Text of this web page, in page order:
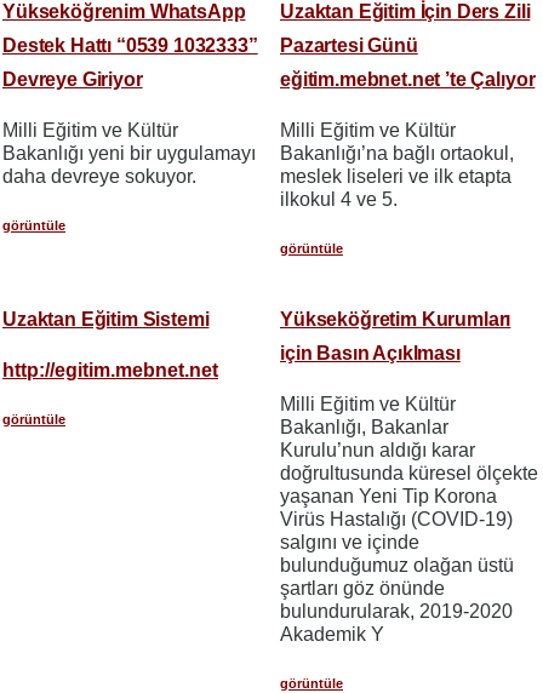
Yükseköğrenim WhatsApp
Destek Hattı “0539 1032333”
Devreye Giriyor
Milli Eğitim ve Kültür
Bakanlığı yeni bir uygulamayı
daha devreye sokuyor.
görüntüle
Uzaktan Eğitim İçin Ders Zili
Pazartesi Günü
eğitim.mebnet.net ’te Çalıyor
Milli Eğitim ve Kültür
Bakanlığı’na bağlı ortaokul,
meslek liseleri ve ilk etapta
ilkokul 4 ve 5.
görüntüle
Uzaktan Eğitim Sistemi
http://egitim.mebnet.net
görüntüle
Yükseköğretim Kurumları
için Basın Açıklması
Milli Eğitim ve Kültür
Bakanlığı, Bakanlar
Kurulu’nun aldığı karar
doğrultusunda küresel ölçekte
yaşanan Yeni Tip Korona
Virüs Hastalığı (COVID-19)
salgını ve içinde
bulunduğumuz olağan üstü
şartları göz önünde
bulundurularak, 2019-2020
Akademik Y
görüntüle